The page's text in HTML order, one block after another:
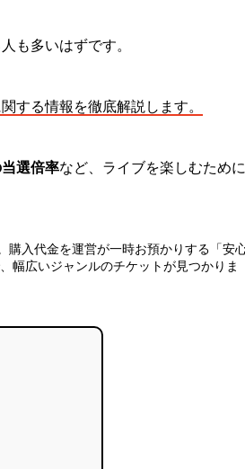
も多いはずです。
する情報を徹底解説します。
選倍率など、ライブを楽しむため
購入代金を運営が一時お預かりする「安
幅広いジャンルのチケットが見つかりま